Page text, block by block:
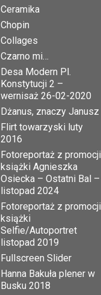
Ceramika
Chopin
Collages
Czarno mi…
Desa Modern Pl.
Konstytucji 2 –
wernisaż 26-02-2020
Dżanus, znaczy Janusz
Flirt towarzyski luty
2016
Fotoreportaż z promocji
książki Agnieszka
Osiecka – Ostatni Bal –
listopad 2024
Fotoreportaż z promocji
książki
Selfie/Autoportret
listopad 2019
Fullscreen Slider
Hanna Bakuła plener w
Busku 2018